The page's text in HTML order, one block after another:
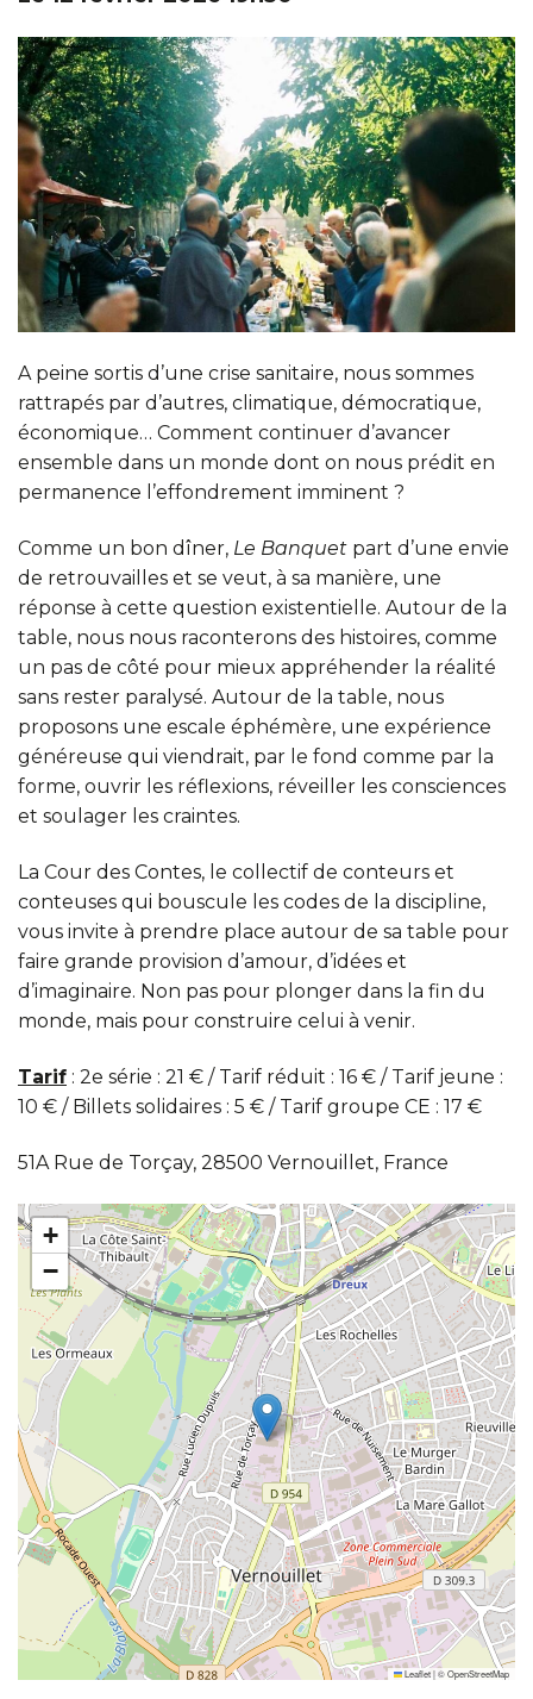
A peine sortis d’une crise sanitaire, nous sommes
rattrapés par d’autres, climatique, démocratique,
économique… Comment continuer d’avancer
ensemble dans un monde dont on nous prédit en
permanence l’effondrement imminent ?
Comme un bon dîner, Le Banquet part d’une envie
de retrouvailles et se veut, à sa manière, une
réponse à cette question existentielle. Autour de la
table, nous nous raconterons des histoires, comme
un pas de côté pour mieux appréhender la réalité
sans rester paralysé. Autour de la table, nous
proposons une escale éphémère, une expérience
généreuse qui viendrait, par le fond comme par la
forme, ouvrir les réflexions, réveiller les consciences
et soulager les craintes.
La Cour des Contes, le collectif de conteurs et
conteuses qui bouscule les codes de la discipline,
vous invite à prendre place autour de sa table pour
faire grande provision d’amour, d’idées et
d’imaginaire. Non pas pour plonger dans la fin du
monde, mais pour construire celui à venir.
Tarif : 2e série : 21 € / Tarif réduit : 16 € / Tarif jeune :
10 € / Billets solidaires : 5 € / Tarif groupe CE : 17 €
51A Rue de Torçay, 28500 Vernouillet, France
+
−
Leaflet|©OpenStreetMap